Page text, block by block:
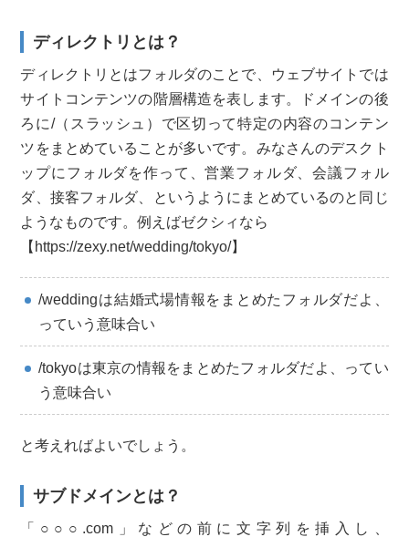
ディレクトリとは？
ディレクトリとはフォルダのことで、ウェブサイトでは
サイトコンテンツの階層構造を表します。ドメインの後
ろに/（スラッシュ）で区切って特定の内容のコンテン
ツをまとめていることが多いです。みなさんのデスクト
ップにフォルダを作って、営業フォルダ、会議フォル
ダ、接客フォルダ、というようにまとめているのと同じ
ようなものです。例えばゼクシィなら
【https://zexy.net/wedding/tokyo/】
/weddingは結婚式場情報をまとめたフォルダだよ、
っていう意味合い
/tokyoは東京の情報をまとめたフォルダだよ、ってい
う意味合い
と考えればよいでしょう。
サブドメインとは？
「○○○.com」などの前に文字列を挿入し、